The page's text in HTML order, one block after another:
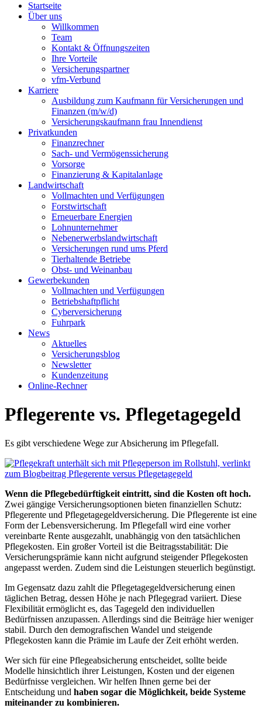
Startseite
Über uns
Willkommen
Team
Kontakt & Öffnungszeiten
Ihre Vorteile
Versicherungspartner
vfm-Verbund
Karriere
Ausbildung zum Kaufmann für Versicherungen und
Finanzen (m/w/d)
Versicherungskaufmann frau Innendienst
Privatkunden
Finanzrechner
Sach- und Vermögenssicherung
Vorsorge
Finanzierung & Kapitalanlage
Landwirtschaft
Vollmachten und Verfügungen
Forstwirtschaft
Erneuerbare Energien
Lohnunternehmer
Nebenerwerbslandwirtschaft
Versicherungen rund ums Pferd
Tierhaltende Betriebe
Obst- und Weinanbau
Gewerbekunden
Vollmachten und Verfügungen
Betriebshaftpflicht
Cyberversicherung
Fuhrpark
News
Aktuelles
Versicherungsblog
Newsletter
Kundenzeitung
Online-Rechner
Pflegerente vs. Pflegetagegeld
Es gibt verschiedene Wege zur Absicherung im Pflegefall.
Wenn die Pflegebedürftigkeit eintritt, sind die Kosten oft hoch.
Zwei gängige Versicherungsoptionen bieten finanziellen Schutz:
Pflegerente und Pflegetagegeldversicherung. Die Pflegerente ist eine
Form der Lebensversicherung. Im Pflegefall wird eine vorher
vereinbarte Rente ausgezahlt, unabhängig von den tatsächlichen
Pflegekosten. Ein großer Vorteil ist die Beitragsstabilität: Die
Versicherungsprämie kann nicht aufgrund steigender Pflegekosten
angepasst werden. Zudem sind die Leistungen steuerlich begünstigt.
Im Gegensatz dazu zahlt die Pflegetagegeldversicherung einen
täglichen Betrag, dessen Höhe je nach Pflegegrad variiert. Diese
Flexibilität ermöglicht es, das Tagegeld den individuellen
Bedürfnissen anzupassen. Allerdings sind die Beiträge hier weniger
stabil. Durch den demografischen Wandel und steigende
Pflegekosten kann die Prämie im Laufe der Zeit erhöht werden.
Wer sich für eine Pflegeabsicherung entscheidet, sollte beide
Modelle hinsichtlich ihrer Leistungen, Kosten und der eigenen
Bedürfnisse vergleichen. Wir helfen Ihnen gerne bei der
Entscheidung und haben sogar die Möglichkeit, beide Systeme
miteinander zu kombinieren.